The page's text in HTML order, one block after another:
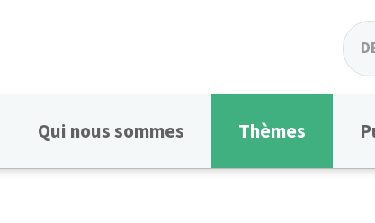
Qui nous sommes Thèmes